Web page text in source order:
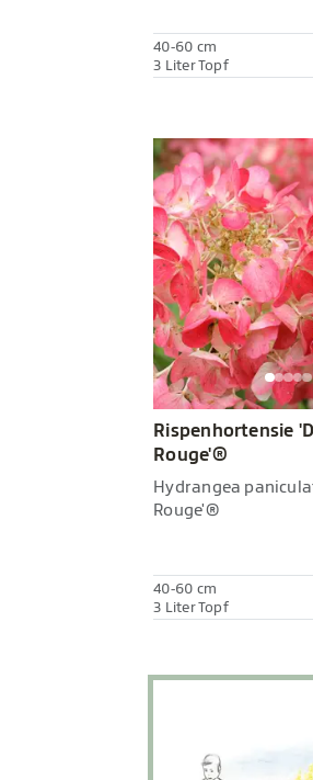
40-60 cm
3 Liter Topf
Rispenhortensie
Rouge'®
Hydrangea
Rouge'®
40-60 cm
3 Liter Topf